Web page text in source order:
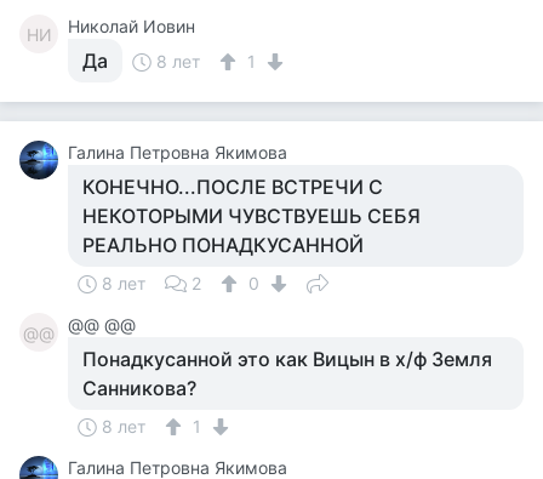
НИ Николай Иовин
Да 8 лет 1
Галина Петровна Якимова
КОНЕЧНО...ПОСЛЕ ВСТРЕЧИ С
НЕКОТОРЫМИ ЧУВСТВУЕШЬ СЕБЯ
РЕАЛЬНО ПОНАДКУСАННОЙ
8 лет 2 0
@@ @@ @@
Понадкусанной это как Вицын в х/ф Земля
Санникова?
8 лет
1
Галина Петровна Якимова